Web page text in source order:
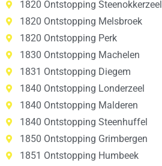
1820 Ontstopping Steenokkerzeel
1820 Ontstopping Melsbroek
1820 Ontstopping Perk
1830 Ontstopping Machelen
1831 Ontstopping Diegem
1840 Ontstopping Londerzeel
1840 Ontstopping Malderen
1840 Ontstopping Steenhuffel
1850 Ontstopping Grimbergen
1851 Ontstopping Humbeek